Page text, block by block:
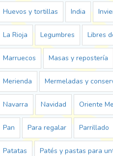
Huevos y tortillas India
La Rioja Legumbres Libres
Marruecos Masas y repostería
Merienda Mermeladas y
Navarra Navidad Oriente
Pan Para regalar Parrillado
Patatas Patés y pastas para